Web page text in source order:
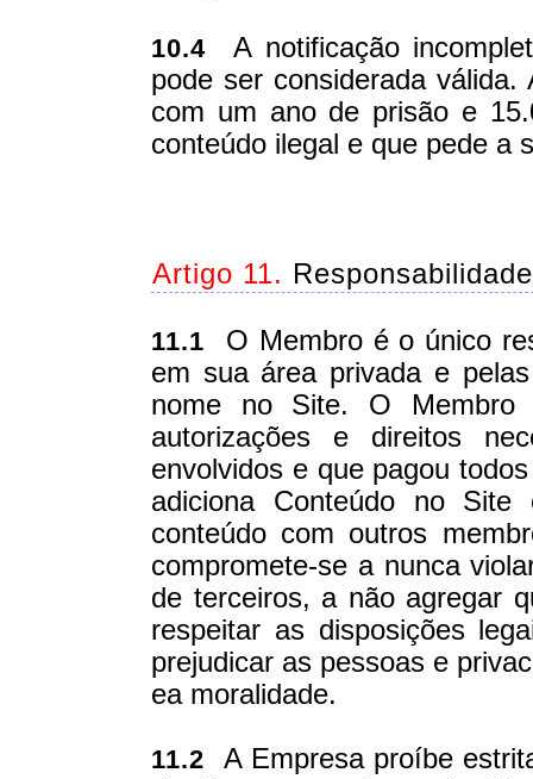
10.4 A notificação
pode ser considerada
com um ano de prisão e
conteúdo ilegal e que pede a
Artigo 11.
11.1 O Membro é o único
em sua área privada e
nome no Site. O Membro
autorizações e direitos
envolvidos e que pagou
adiciona Conteúdo no Site
conteúdo com outros
compromete-se a nunca
de terceiros, a não agregar
respeitar as disposições
prejudicar as pessoas e
ea moralidade.
11.2 A Empresa proíbe